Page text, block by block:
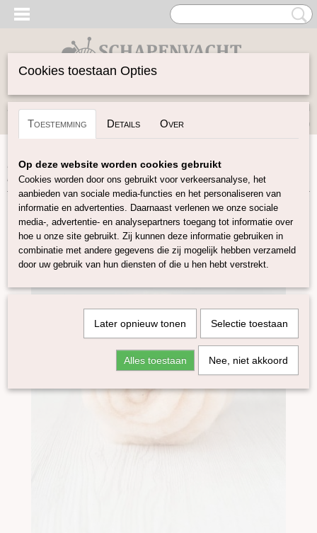
Inloggen Registreren
(0)
Home>Gekaarde Wol>Bergschaap gekleurd
bergschaap licht beige 402
Cookies toestaan Opties
Toestemming Details Over
Op deze website worden cookies gebruikt
Cookies worden door ons gebruikt voor verkeersanalyse, het
aanbieden van sociale media-functies en het personaliseren van
informatie en advertenties. Daarnaast verlenen we onze sociale
media-, advertentie- en analysepartners toegang tot informatie over
hoe u onze site gebruikt. Zij kunnen deze informatie gebruiken in
combinatie met andere gegevens die zij mogelijk hebben verzameld
door uw gebruik van hun diensten of die u hen hebt verstrekt.
Later opnieuw tonen Selectie toestaan
Alles toestaan Nee, niet akkoord